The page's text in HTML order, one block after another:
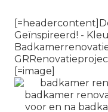
Geïnspireerd! -
[=image]